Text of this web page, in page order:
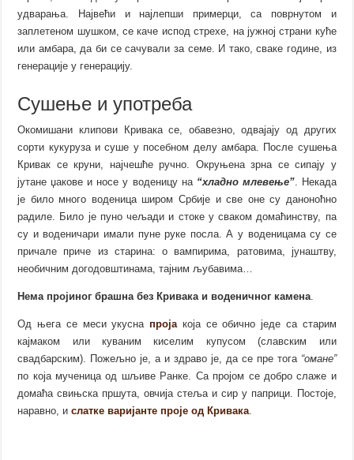
удварања. Највећи и најлепши примерци, са поврнутом и
заплетеном шушком, се каче испод стрехе, на јужној страни куће
или амбара, да би се сачували за семе. И тако, сваке године, из
генерације у генерацију.
Сушење и употреба
Окомишани клипови Кривака се, обавезно, одвајају од других
сорти кукуруза и суше у посебном делу амбара. После сушења
Кривак се круни, најчешће ручно. Окруњена зрна се сипају у
јутане џакове и носе у воденицу на “хладно млевење”. Некада
је било много воденица широм Србије и све оне су даноноћно
радиле. Било је пуно чељади и стоке у сваком домаћинству, па
су и воденичари имали пуне руке посла. А у воденицама су се
причале приче из старина: о вампирима, ратовима, јунаштву,
необичним догодовштинама, тајним љубавима…
Нема пројиног брашна без Кривака и воденичног камена
Од њега се меси укусна проја која се обично једе са старим
кајмаком или куваним киселим купусом (славским или
свадбарским). Пожељно је, а и здраво је, да се пре тога “омане”
по која мученица од шљиве Ранке. Са пројом се добро слаже и
домаћа свињска пршута, овчија стеља и сир у паприци. Постоје,
наравно, ислатке варијанте проје од Кривака